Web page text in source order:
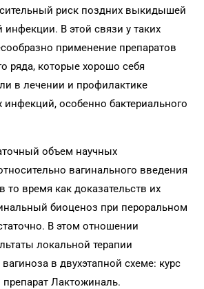
риск поздних выкидышей
инфекции. В этой связи у таких
применение препаратов
ряда, которые хорошо себя
в лечении и профилактике
инфекций, особенно бактериального
объем научных
вагинального введения
то время как доказательств их
биоценоз при пероральном
В этом отношении
локальной терапии
в двухэтапной схеме: курс
препарат Лактожиналь.